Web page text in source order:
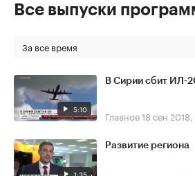
Все выпуски
За все время
5:10
В Сирии сбит ИЛ-
Главное18 сен
Развитие региона